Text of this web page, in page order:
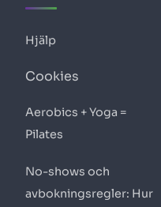
Hjälp
Cookies
Aerobics + Yoga =
Pilates
No-shows och
avbokningsregler: Hur